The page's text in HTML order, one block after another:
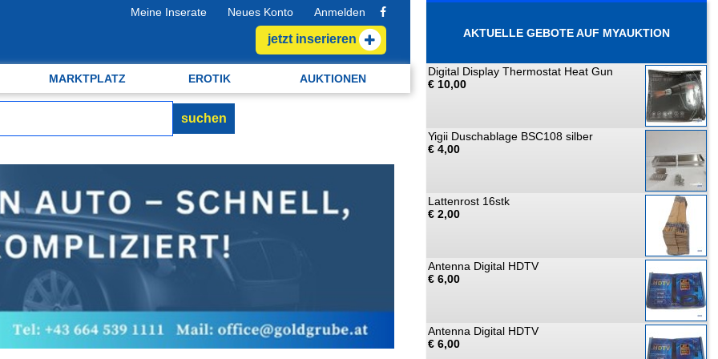
Meine Inserate Neues Konto Anmelden
jetzt inserieren
MARKTPLATZ EROTIK AUKTIONEN
suchen
AKTUELLE GEBOTE AUF MYAUKTION
Digital Display Thermostat Heat Gun
€ 10,00
Yigii Duschablage BSC108 silber
€ 4,00
Lattenrost 16stk
€ 2,00
Antenna Digital HDTV
€ 6,00
Antenna Digital HDTV
€ 6,00